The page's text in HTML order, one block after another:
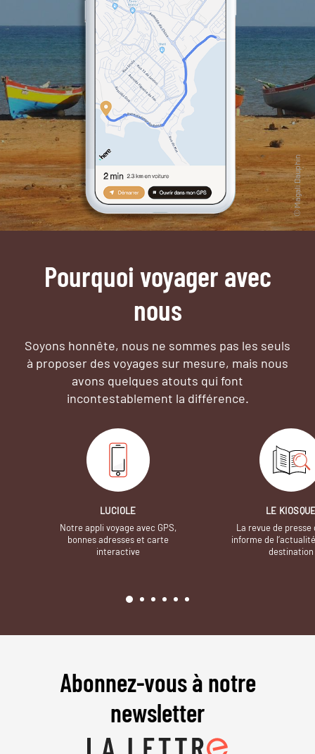
Pourquoi voyager avec
nous
Soyons honnête, nous ne sommes pas les seuls
à proposer des voyages sur mesure, mais nous
avons quelques atouts qui font
incontestablement la différence.
LUCIOLE
Notre appli voyage avec GPS,
bonnes adresses et carte
interactive
LE
La revue de presse
informe de
destination
Abonnez-vous à notre
newsletter